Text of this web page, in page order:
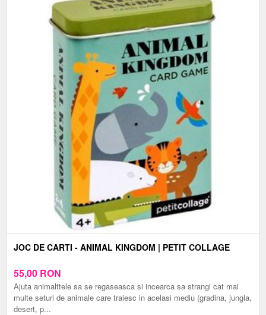
JOC DE CARTI - ANIMAL KINGDOM | PETIT COLLAGE
55,00 RON
Ajuta animalttele sa se regaseasca si incearca sa strangi cat mai
multe seturi de animale care traiesc in acelasi mediu (gradina, jungla,
desert, p...